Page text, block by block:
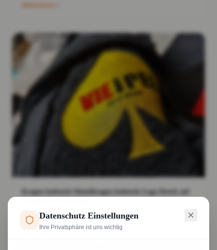
Datenschutz Einstellungen
Ihre Privatsphäre ist uns wichtig
Kragen bedruckt Hemdkragen bedruckt Logo Druck auf
Weiterlesen